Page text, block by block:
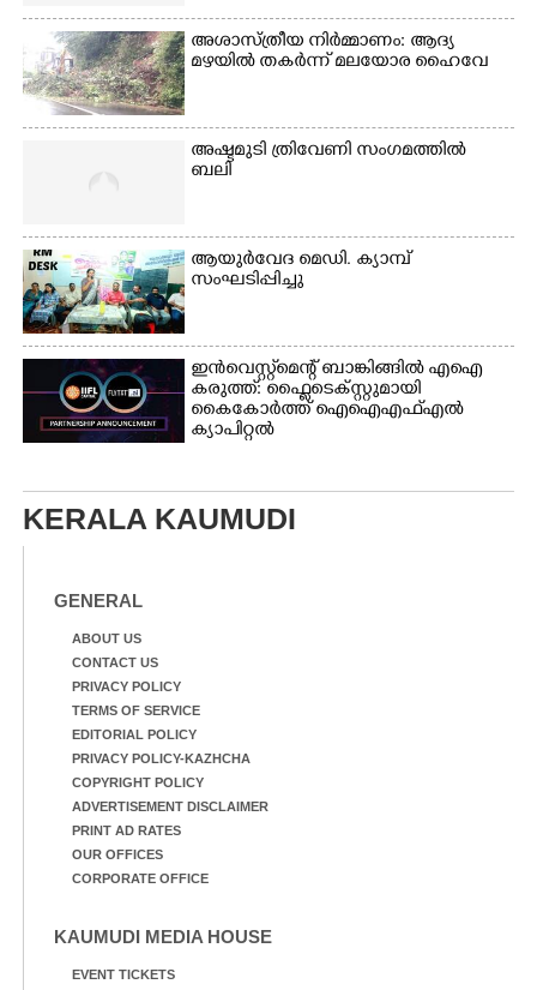
അശാസ്ത്രീയ നിർമ്മാണം: ആദ്യ
മഴയിൽ തകർന്ന് മലയോര ഹൈവേ
അഷ്ടമുടി ത്രിവേണി സംഗമത്തിൽ
ബലി
ആയുർവേദ മെഡി. ക്യാമ്പ്
സംഘടിപ്പിച്ചു
ഇൻവെസ്റ്റ്മെന്റ് ബാങ്കിങ്ങിൽ എഐ
കരുത്ത്: ഫ്ലൈടെക്സ്റ്റുമായി
കൈകോർത്ത് ഐഐഎഫ്എൽ
ക്യാപിറ്റൽ
KERALA KAUMUDI
GENERAL
ABOUT US
CONTACT US
PRIVACY POLICY
TERMS OF SERVICE
EDITORIAL POLICY
PRIVACY POLICY-KAZHCHA
COPYRIGHT POLICY
ADVERTISEMENT DISCLAIMER
PRINT AD RATES
OUR OFFICES
CORPORATE OFFICE
KAUMUDI MEDIA HOUSE
EVENT TICKETS